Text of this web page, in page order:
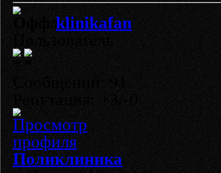
klinikafan
Пользователь
Сообщений: 91
Репутация: +3/-0
Поликлиника